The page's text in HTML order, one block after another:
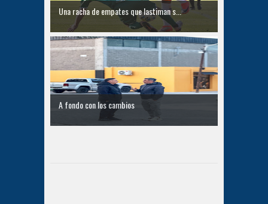
Una racha de empates que lastiman s...
A fondo con los cambios